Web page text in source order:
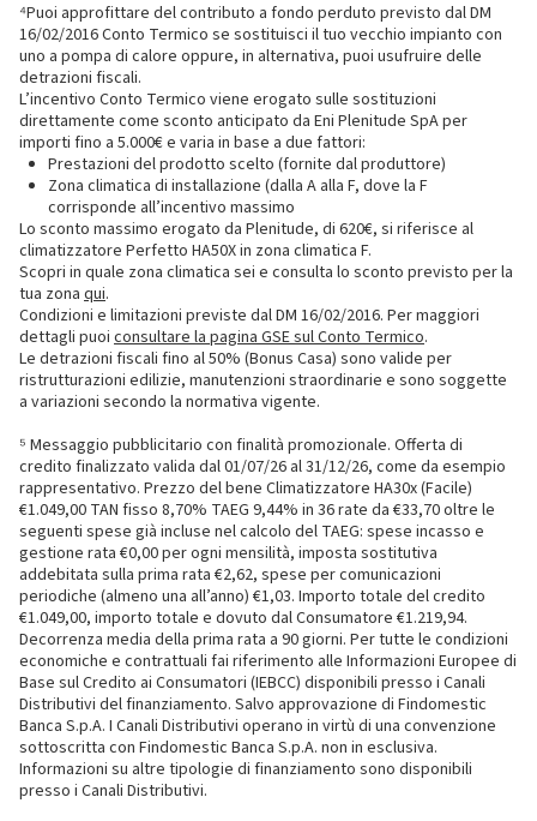
⁴Puoi approfittare del contributo a fondo perduto previsto dal DM
16/02/2016 Conto Termico se sostituisci il tuo vecchio impianto con
uno a pompa di calore oppure, in alternativa, puoi usufruire delle
detrazioni fiscali.
L’incentivo Conto Termico viene erogato sulle sostituzioni
direttamente come sconto anticipato da Eni Plenitude SpA per
importi fino a 5.000€ e varia in base a due fattori:
Prestazioni del prodotto scelto (fornite dal produttore)
Zona climatica di installazione (dalla A alla F, dove la F
corrisponde all’incentivo massimo
Lo sconto massimo erogato da Plenitude, di 620€, si riferisce al
climatizzatore Perfetto HA50X in zona climatica F.
Scopri in quale zona climatica sei e consulta lo sconto previsto per la
tua zona qui.
Condizioni e limitazioni previste dal DM 16/02/2016. Per maggiori
dettagli puoi consultare la pagina GSE sul Conto Termico.
Le detrazioni fiscali fino al 50% (Bonus Casa) sono valide per
ristrutturazioni edilizie, manutenzioni straordinarie e sono soggette
a variazioni secondo la normativa vigente.
⁵ Messaggio pubblicitario con finalità promozionale. Offerta di
credito finalizzato valida dal 01/07/26 al 31/12/26, come da esempio
rappresentativo. Prezzo del bene Climatizzatore HA30x (Facile)
€1.049,00 TAN fisso 8,70% TAEG 9,44% in 36 rate da €33,70 oltre le
seguenti spese già incluse nel calcolo del TAEG: spese incasso e
gestione rata €0,00 per ogni mensilità, imposta sostitutiva
addebitata sulla prima rata €2,62, spese per comunicazioni
periodiche (almeno una all’anno) €1,03. Importo totale del credito
€1.049,00, importo totale e dovuto dal Consumatore €1.219,94.
Decorrenza media della prima rata a 90 giorni. Per tutte le condizioni
economiche e contrattuali fai riferimento alle Informazioni Europee di
Base sul Credito ai Consumatori (IEBCC) disponibili presso i Canali
Distributivi del finanziamento. Salvo approvazione di Findomestic
Banca S.p.A. I Canali Distributivi operano in virtù di una convenzione
sottoscritta con Findomestic Banca S.p.A. non in esclusiva.
Informazioni su altre tipologie di finanziamento sono disponibili
presso i Canali Distributivi.